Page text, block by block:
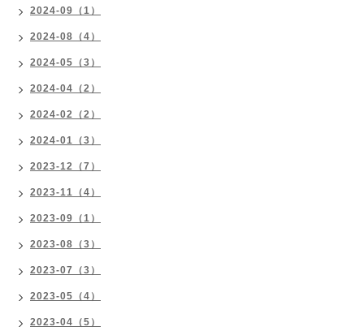
2024-09（1）
2024-08（4）
2024-05（3）
2024-04（2）
2024-02（2）
2024-01（3）
2023-12（7）
2023-11（4）
2023-09（1）
2023-08（3）
2023-07（3）
2023-05（4）
2023-04（5）